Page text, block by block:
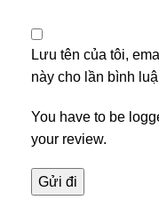
Lưu tên của tôi,
này cho lần bình
You have to be
your review.